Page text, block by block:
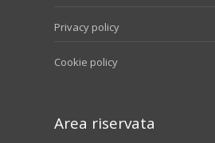
Privacy policy
Cookie policy
Area riservata